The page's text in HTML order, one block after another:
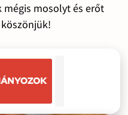
mégis mosolyt és erőt